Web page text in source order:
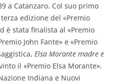
a Catanzaro. Col suo primo
edizione del «Premio
è stata finalista al «Premio
John Fante» e «Premio
Elsa Morante madre e
il «Premio Elsa Morante».
Indiana e Nuovi